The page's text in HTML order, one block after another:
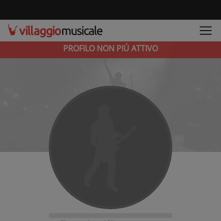
PROFILO NON PIÚ ATTIVO